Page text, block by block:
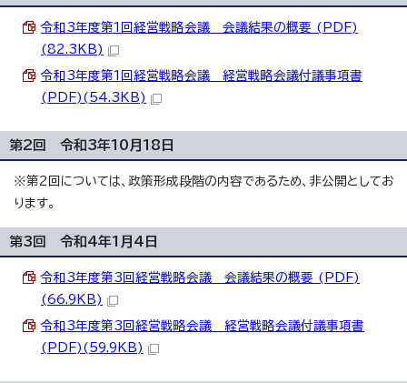
令和3年度第1回経営戦略会議 会議結果の概要 (PDF)
(82.3KB)
令和3年度第1回経営戦略会議 経営戦略会議付議事項書
(PDF)(54.3KB)
第2回 令和3年10月18日
※第2回については、政策形成段階の内容であるため、非公開としてお
ります。
第3回 令和4年1月4日
令和3年度第3回経営戦略会議 会議結果の概要 (PDF)
(66.9KB)
令和3年度第3回経営戦略会議 経営戦略会議付議事項書
(PDF)(59.9KB)